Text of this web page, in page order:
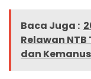
Baca Juga :
Relawan
dan